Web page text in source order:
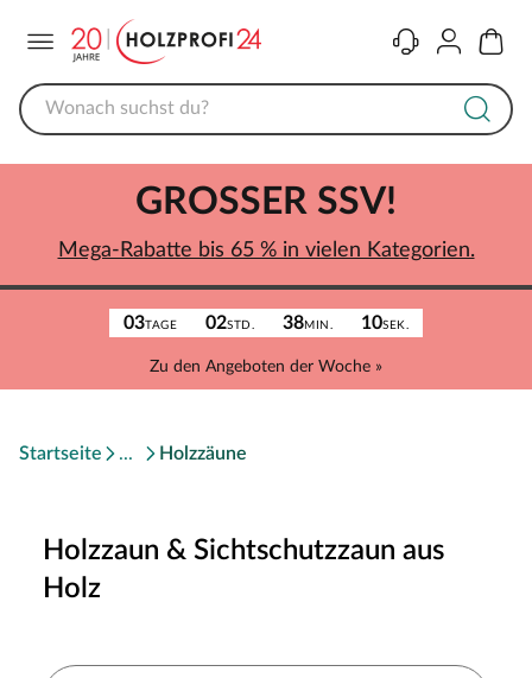
KontaktKonto
03TAGE 02STD. 38MIN. 10SEK.
Zu den Angeboten der Woche »
GROSSER SSV!
Mega-Rabatte bis 65 % in vielen Kategorien.
Startseite Holzzäune
Holzzaun & Sichtschutzzaun aus
Holz